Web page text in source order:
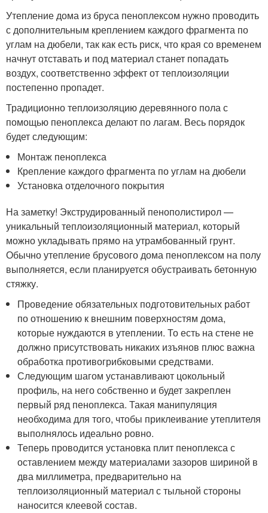
Утепление дома из бруса пеноплексом нужно проводить
с дополнительным креплением каждого фрагмента по
углам на дюбели, так как есть риск, что края со временем
начнут отставать и под материал станет попадать
воздух, соответственно эффект от теплоизоляции
постепенно пропадет.
Традиционно теплоизоляцию деревянного пола с
помощью пеноплекса делают по лагам. Весь порядок
будет следующим:
Монтаж пеноплекса
Крепление каждого фрагмента по углам на дюбели
Установка отделочного покрытия
На заметку! Экструдированный пенополистирол —
уникальный теплоизоляционный материал, который
можно укладывать прямо на утрамбованный грунт.
Обычно утепление брусового дома пеноплексом на полу
выполняется, если планируется обустраивать бетонную
стяжку.
Проведение обязательных подготовительных работ
по отношению к внешним поверхностям дома,
которые нуждаются в утеплении. То есть на стене не
должно присутствовать никаких изъянов плюс важна
обработка противогрибковыми средствами.
Следующим шагом устанавливают цокольный
профиль, на него собственно и будет закреплен
первый ряд пеноплекса. Такая манипуляция
необходима для того, чтобы приклеивание утеплителя
выполнялось идеально ровно.
Теперь проводится установка плит пеноплекса с
оставлением между материалами зазоров шириной в
два миллиметра, предварительно на
теплоизоляционный материал с тыльной стороны
наносится клеевой состав.